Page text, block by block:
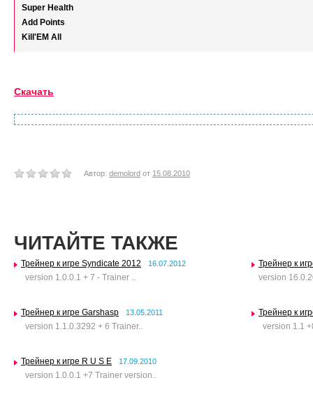
Super Health
Add Points
Kill'EM All
Скачать
Автор: demolord от 15.08.2010
ЧИТАЙТЕ ТАКЖЕ
Трейнер к игре Syndicate 2012 16.07.2012
version 1.0.0.1 + 7 - Trainer ..
Трейнер к
version
Трейнер к игре Garshasp 13.05.2011
version 1.1.0.3292 + 6 Trainer..
Трейнер к
version 1.1
Трейнер к игре R U S E 17.09.2010
version 1.0.0.1 +7 Trainer version..